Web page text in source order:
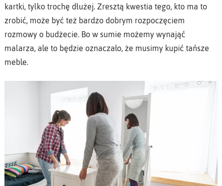
kartki, tylko trochę dłużej. Zresztą kwestia tego, kto ma to
zrobić, może być też bardzo dobrym rozpoczęciem
rozmowy o budżecie. Bo w sumie możemy wynająć
malarza, ale to będzie oznaczało, że musimy kupić tańsze
meble.